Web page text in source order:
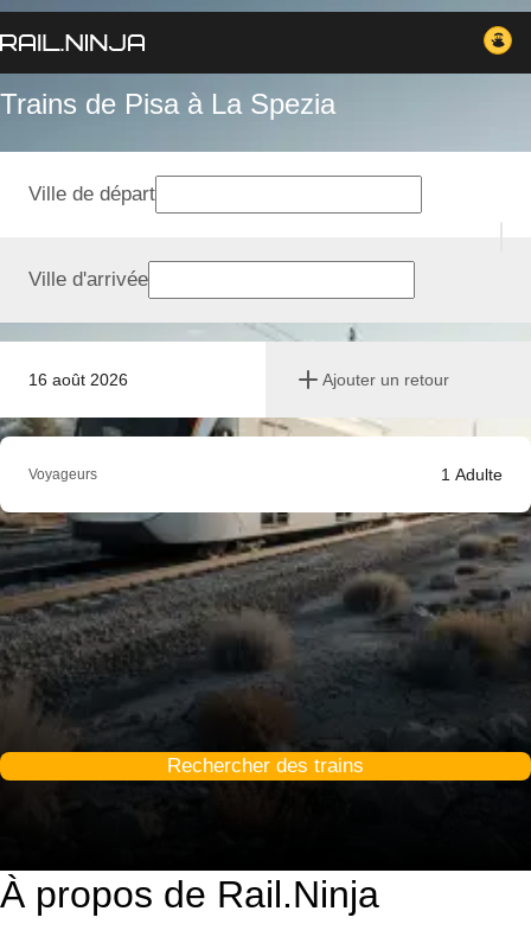
Trains de Pisa à La Spezia
16 août 2026 Ajouter un retour
Ville de départ
Ville d'arrivée
Voyageurs 1 Adulte
Rechercher des trains
À propos de Rail.Ninja